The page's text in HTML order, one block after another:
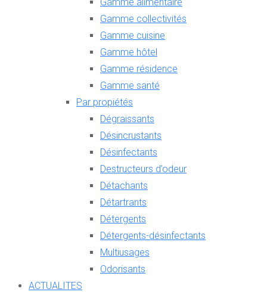
Gamme collectivités
Gamme cuisine
Gamme hôtel
Gamme résidence
Gamme santé
Par propiétés
Dégraissants
Désincrustants
Désinfectants
Destructeurs d’odeur
Détachants
Détartrants
Détergents
Détergents-désinfectants
Multiusages
Odorisants
ACTUALITES